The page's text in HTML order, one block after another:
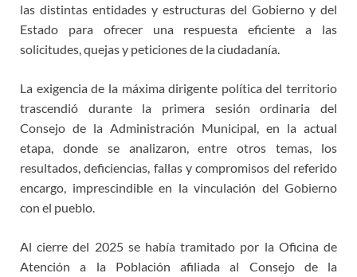
las distintas entidades y estructuras del Gobierno y del
Estado para ofrecer una respuesta eficiente a las
solicitudes, quejas y peticiones de la ciudadanía.
La exigencia de la máxima dirigente política del territorio
trascendió durante la primera sesión ordinaria del
Consejo de la Administración Municipal, en la actual
etapa, donde se analizaron, entre otros temas, los
resultados, deficiencias, fallas y compromisos del referido
encargo, imprescindible en la vinculación del Gobierno
con el pueblo.
Al cierre del 2025 se había tramitado por la Oficina de
Atención a la Población afiliada al Consejo de la